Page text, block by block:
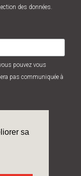
sa
des données.
pouvez vous
pas communiquée à